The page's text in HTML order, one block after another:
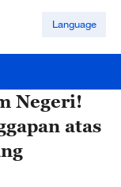
Language
Negeri!
atas